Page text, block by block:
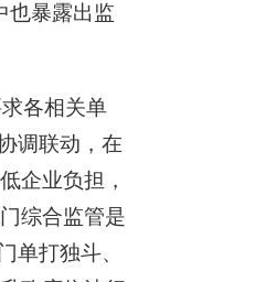
也暴露出监
各相关单
调联动，在
企业负担，
综合监管是
单打独斗、